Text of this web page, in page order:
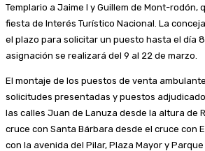
Templario a Jaime I y Guillem de Mont-rodón,
fiesta de Interés Turístico Nacional. La
el plazo para solicitar un puesto hasta el día
asignación se realizará del 9 al 22 de marzo.
El montaje de los puestos de venta
solicitudes presentadas y puestos
las calles Juan de Lanuza desde la altura de
cruce con Santa Bárbara desde el cruce con
con la avenida del Pilar, Plaza Mayor y Parque